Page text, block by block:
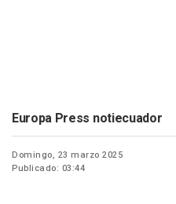
Europa Press notiecuador
Domingo, 23 marzo 2025
Publicado: 03:44